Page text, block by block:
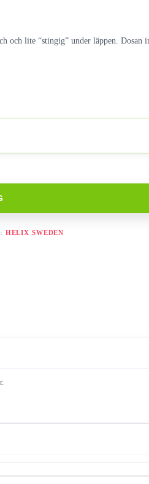
lite “stingig” under läppen.
HELIX SWEDEN